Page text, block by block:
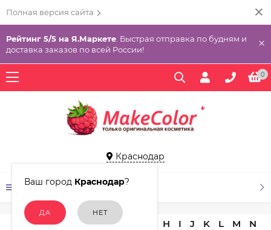
Полная версия сайта
Рейтинг 5/5 на Я.Маркете . Быстрая отправка по будням и
доставка заказов по всей России!
×
0
Краснодар
Ваш город Краснодар?
КАТАЛОГ ТОВАРОВ
A C D E H I J K L M
N